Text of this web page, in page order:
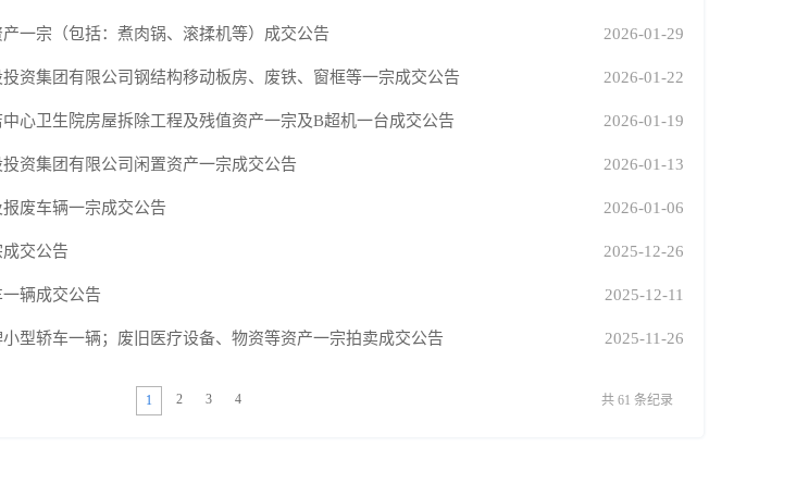
一宗（包括：煮肉锅、滚揉机等）成交公告 2026-01-29
投资集团有限公司钢结构移动板房、废铁、窗框等一宗成交公告 2026-01-22
中心卫生院房屋拆除工程及残值资产一宗及B超机一台成交公告 2026-01-19
资集团有限公司闲置资产一宗成交公告 2026-01-13
废车辆一宗成交公告 2026-01-06
成交公告 2025-12-26
一辆成交公告 2025-12-11
小型轿车一辆；废旧医疗设备、物资等资产一宗拍卖成交公告 2025-11-26
1 2 3 4 共 61 条纪录